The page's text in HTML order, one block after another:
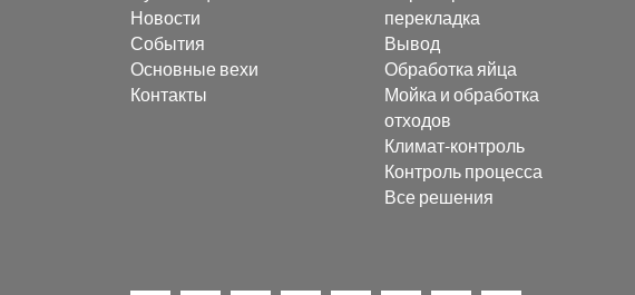
Новости
События
Основные вехи
Контакты
перекладка
Вывод
Обработка яйца
Мойка и обработка
отходов
Климат-контроль
Контроль процесса
Все решения